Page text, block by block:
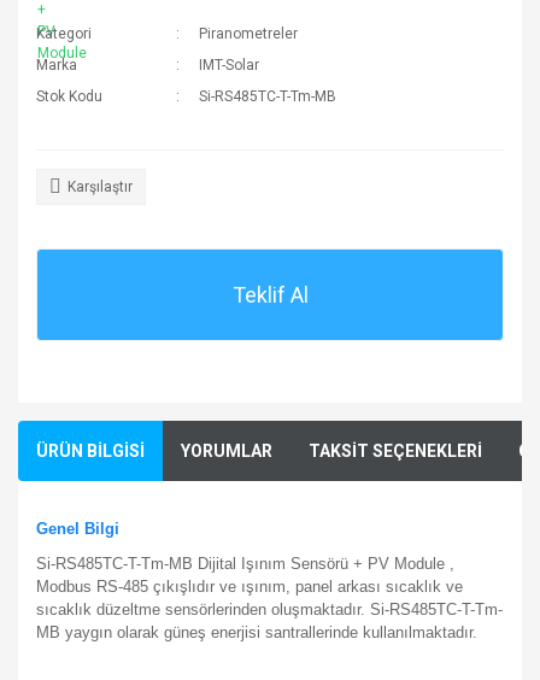
Kategori
Piranometreler
Marka
IMT-Solar
Stok Kodu
Si-RS485TC-T-Tm-MB
Karşılaştır
Teklif Al
ÜRÜN BİLGİSİ YORUMLAR TAKSİT SEÇENEKLERİ
Genel Bilgi
Si-RS485TC-T-Tm-MB Dijital Işınım Sensörü + PV Module ,
Modbus RS-485 çıkışlıdır ve ışınım, panel arkası sıcaklık ve
sıcaklık düzeltme sensörlerinden oluşmaktadır. Si-RS485TC-T-Tm-
MB yaygın olarak güneş enerjisi santrallerinde kullanılmaktadır.